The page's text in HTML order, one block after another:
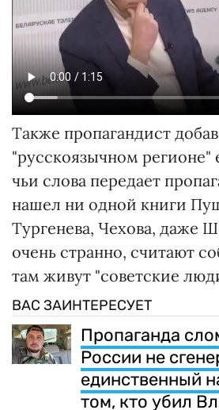
Также пропагандист
"русскоязычном регионе"
чьи слова передает
нашел ни одной книги
Тургенева, Чехова, даже
очень странно, считают
там живут "советские
ВАС ЗАИНТЕРЕСУЕТ
Пропаганда
России не
единственный
том, кто убил